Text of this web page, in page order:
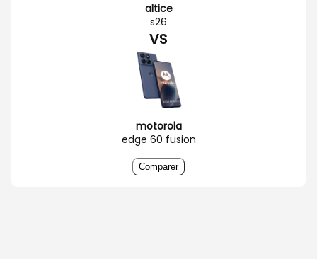
altice
s26
VS
motorola
edge 60 fusion
Comparer